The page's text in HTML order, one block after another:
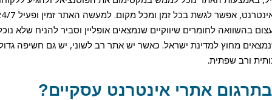
עצום בהשוואה לחומרים שיווקיים שנמצאים אופליין וסביר להניח שלא
מחוץ למדינת ישראל. כאשר יש אתר רב לשוני, יש גם חשיפה
ורב שפתית.
אתרי אינטרנט עסקיים?